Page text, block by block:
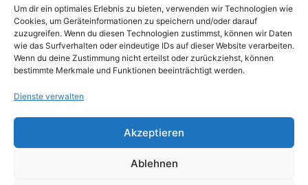
Um dir ein optimales Erlebnis zu bieten, verwenden wir Technologien wie
Cookies, um Geräteinformationen zu speichern und/oder darauf
zuzugreifen. Wenn du diesen Technologien zustimmst, können wir Daten
wie das Surfverhalten oder eindeutige IDs auf dieser Website verarbeiten.
Wenn du deine Zustimmung nicht erteilst oder zurückziehst, können
bestimmte Merkmale und Funktionen beeinträchtigt werden.
Dienste verwalten
Akzeptieren
Ablehnen